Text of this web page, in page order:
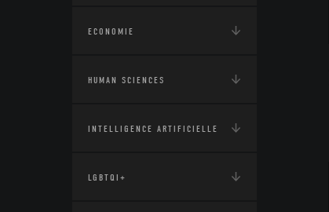
ECONOMIE
HUMAN SCIENCES
INTELLIGENCE ARTIFICIELLE
LGBTQI+